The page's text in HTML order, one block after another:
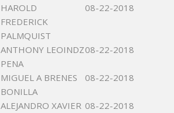
HAROLD
FREDERICK
PALMQUIST
08-22-2018
ANTHONY LEOINDZ
PENA
08-22-2018
MIGUEL A BRENES
BONILLA
08-22-2018
ALEJANDRO XAVIER 08-22-2018